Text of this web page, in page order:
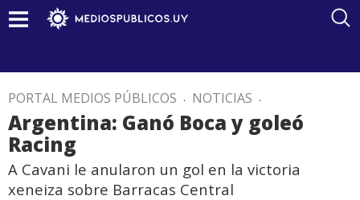
PORTAL MEDIOS PÚBLICOS . NOTICIAS .
Argentina: Ganó Boca y goleó
Racing
A Cavani le anularon un gol en la victoria
xeneiza sobre Barracas Central